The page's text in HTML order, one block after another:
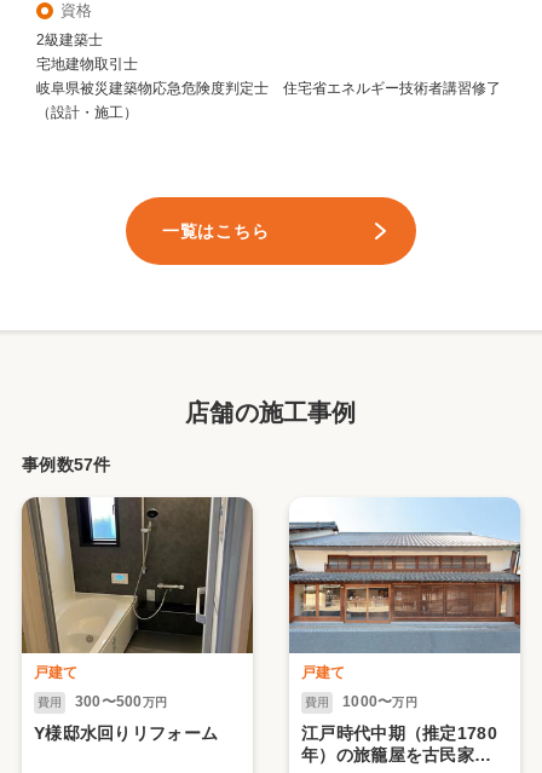
資格
2級建築士
宅地建物取引士
岐阜県被災建築物応急危険度判定士 住宅省エネルギー技術者講習修了
（設計・施工）
一覧はこちら
店舗の施工事例
事例数57件
戸建て
費用 300〜500万円
Y様邸水回りリフォーム
戸建て
費用 1000〜万円
江戸時代中期（推定1780
年）の旅籠屋を古民家リ